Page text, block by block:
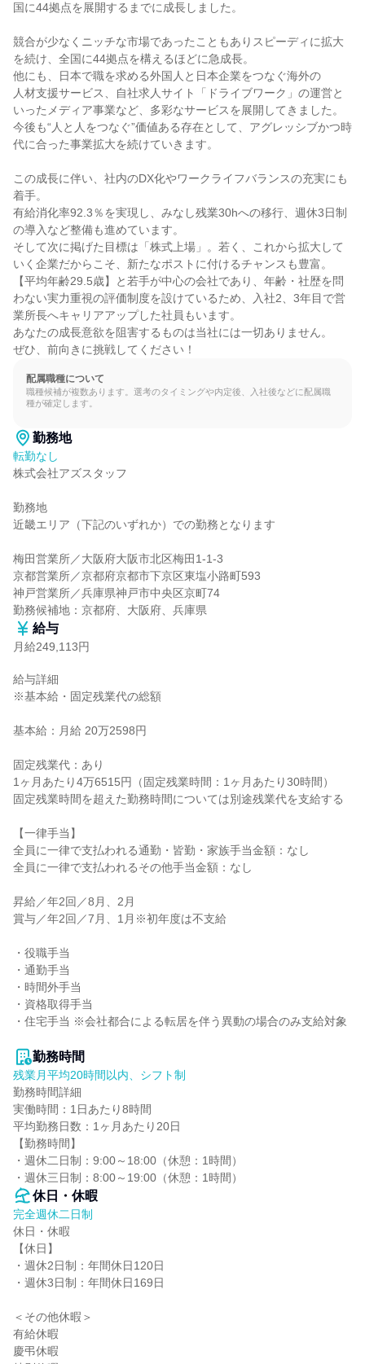
国に44拠点を展開するまでに成長しました。
競合が少なくニッチな市場であったこともありスピーディに拡大
を続け、全国に44拠点を構えるほどに急成長。
他にも、日本で職を求める外国人と日本企業をつなぐ海外の
人材支援サービス、自社求人サイト「ドライブワーク」の運営と
いったメディア事業など、多彩なサービスを展開してきました。
今後も“人と人をつなぐ”価値ある存在として、アグレッシブかつ時
代に合った事業拡大を続けていきます。
この成長に伴い、社内のDX化やワークライフバランスの充実にも
着手。
有給消化率92.3％を実現し、みなし残業30hへの移行、週休3日制
の導入など整備も進めています。
そして次に掲げた目標は「株式上場」。若く、これから拡大して
いく企業だからこそ、新たなポストに付けるチャンスも豊富。
【平均年齢29.5歳】と若手が中心の会社であり、年齢・社歴を問
わない実力重視の評価制度を設けているため、入社2、3年目で営
業所長へキャリアアップした社員もいます。
あなたの成長意欲を阻害するものは当社には一切ありません。
ぜひ、前向きに挑戦してください！
配属職種について
職種候補が複数あります。選考のタイミングや内定後、入社後などに配属職
種が確定します。
勤務地
転勤なし
株式会社アズスタッフ
勤務地
近畿エリア（下記のいずれか）での勤務となります
梅田営業所／大阪府大阪市北区梅田1-1-3
京都営業所／京都府京都市下京区東塩小路町593
神戸営業所／兵庫県神戸市中央区京町74
勤務候補地：京都府、大阪府、兵庫県
給与
月給249,113円
給与詳細
※基本給・固定残業代の総額
基本給：月給 20万2598円
固定残業代：あり
1ヶ月あたり4万6515円（固定残業時間：1ヶ月あたり30時間）
固定残業時間を超えた勤務時間については別途残業代を支給する
【一律手当】
全員に一律で支払われる通勤・皆勤・家族手当金額：なし
全員に一律で支払われるその他手当金額：なし
昇給／年2回／8月、2月
賞与／年2回／7月、1月※初年度は不支給
・役職手当
・通勤手当
・時間外手当
・資格取得手当
・住宅手当 ※会社都合による転居を伴う異動の場合のみ支給対象
勤務時間
残業月平均20時間以内、シフト制
勤務時間詳細
実働時間：1日あたり8時間
平均勤務日数：1ヶ月あたり20日
【勤務時間】
・週休二日制：9:00～18:00（休憩：1時間）
・週休三日制：8:00～19:00（休憩：1時間）
休日・休暇
完全週休二日制
休日・休暇
【休日】
・週休2日制：年間休日120日
・週休3日制：年間休日169日
＜その他休暇＞
有給休暇
慶弔休暇